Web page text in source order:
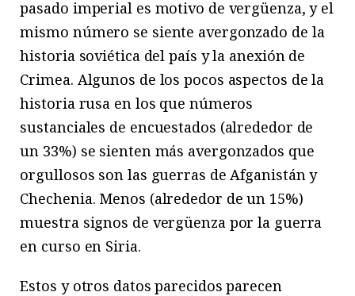
pasado imperial es motivo de vergüenza, y el
mismo número se siente avergonzado de la
historia soviética del país y la anexión de
Crimea. Algunos de los pocos aspectos de la
historia rusa en los que números
sustanciales de encuestados (alrededor de
un 33%) se sienten más avergonzados que
orgullosos son las guerras de Afganistán y
Chechenia. Menos (alrededor de un 15%)
muestra signos de vergüenza por la guerra
en curso en Siria.
Estos y otros datos parecidos parecen